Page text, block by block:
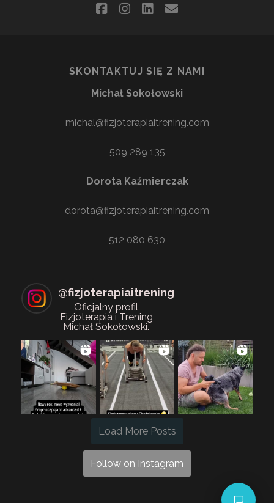
facebookinstagram
linkedin
email
SKONTAKTUJ SIĘ Z NAMI
Michał Sokołowski
michal@fizjoterapiaitrening.com
509 289 135
Dorota Kaźmierczak
dorota@fizjoterapiaitrening.com
512 080 630
@fizjoterapiaitrening
Oficjalny profil
Fizjoterapia i Trening
Michał Sokołowski.
Load More Posts
Follow on Instagram